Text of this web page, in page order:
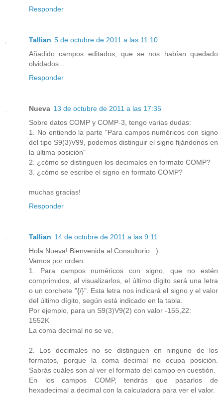
Responder
Tallian 5 de octubre de 2011 a las 11:10
Añadido campos editados, que se nos habían quedado
olvidados...
Responder
Nueva 13 de octubre de 2011 a las 17:35
Sobre datos COMP y COMP-3, tengo varias dudas:
1. No entiendo la parte "Para campos numéricos con signo
del tipo S9(3)V99, podemos distinguir el signo fijándonos en
la última posición"
2. ¿cómo se distinguen los decimales en formato COMP?
3. ¿cómo se escribe el signo en formato COMP?
muchas gracias!
Responder
Tallian 14 de octubre de 2011 a las 9:11
Hola Nueva! Bienvenida al Consultorio : )
Vamos por orden:
1. Para campos numéricos con signo, que no estén
comprimidos, al visualizarlos, el último dígito será una letra
o un corchete "{/}". Esta letra nos indicará el signo y el valor
del último dígito, según está indicado en la tabla.
Por ejemplo, para un S9(3)V9(2) con valor -155,22:
1552K
La coma decimal no se ve.
2. Los decimales no se distinguen en ninguno de los
formatos, porque la coma decimal no ocupa posición.
Sabrás cuáles son al ver el formato del campo en cuestión.
En los campos COMP, tendrás que pasarlos de
hexadecimal a decimal con la calculadora para ver el valor.